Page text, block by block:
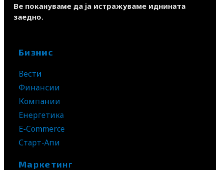
Ве покануваме да ја истражуваме иднината
заедно.
Бизнис
Вести
Финансии
Компании
Енергетика
E-Commerce
Старт-Апи
Маркетинг